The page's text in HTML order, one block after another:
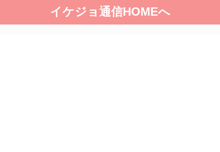
イケジョ通信HOMEへ